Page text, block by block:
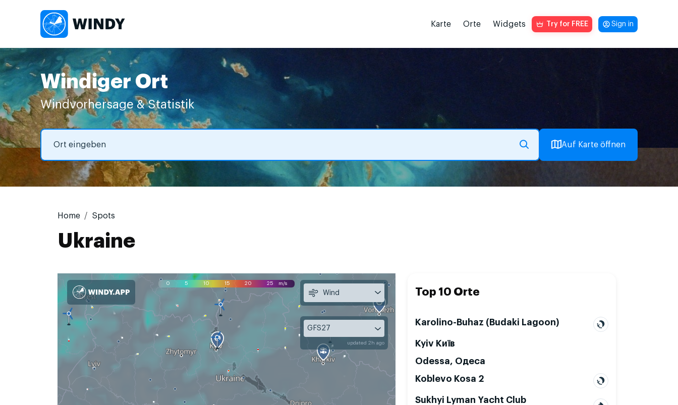
Karte Orte Widgets Try for FREE Sign in
Windiger Ort
Windvorhersage & Statistik
Auf Karte öffnen
Home Spots
Ukraine
0 5 10 15 20 25 m/s
Wind
GFS27
updated 2h ago
Top 10 Orte
Karolino-Buhaz (Budaki Lagoon)
Kyiv Київ
Odessa, Одеса
Koblevo Kosa 2
Sukhyi Lyman Yacht Club